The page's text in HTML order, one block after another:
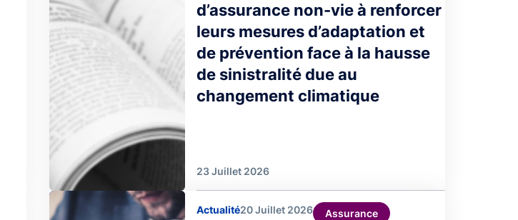
d’assurance non-vie à renforcer
leurs mesures d’adaptation et
de prévention face à la hausse
de sinistralité due au
changement climatique
23 Juillet 2026
Image
Actualité20 Juillet 2026 Assurance